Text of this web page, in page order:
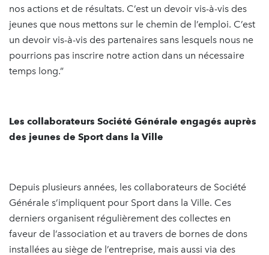
nos actions et de résultats. C’est un devoir vis-à-vis des
jeunes que nous mettons sur le chemin de l’emploi. C’est
un devoir vis-à-vis des partenaires sans lesquels nous ne
pourrions pas inscrire notre action dans un nécessaire
temps long.”
Les collaborateurs Société Générale engagés auprès
des jeunes de Sport dans la Ville
Depuis plusieurs années, les collaborateurs de Société
Générale s’impliquent pour Sport dans la Ville. Ces
derniers organisent régulièrement des collectes en
faveur de l’association et au travers de bornes de dons
installées au siège de l’entreprise, mais aussi via des